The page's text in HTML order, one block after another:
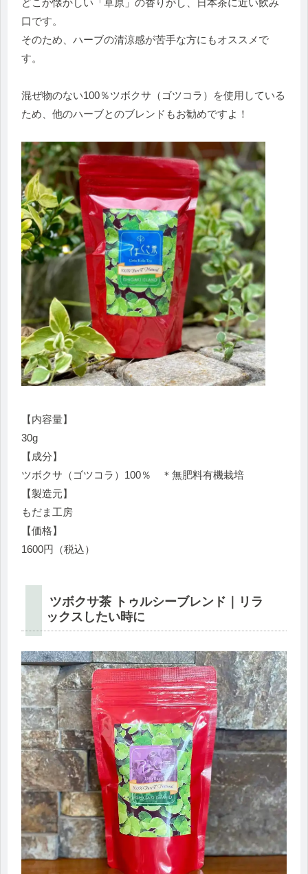
口です。
そのため、ハーブの清涼感が苦手な方にもオススメで
す。
混ぜ物のない100％ツボクサ（ゴツコラ）を使用している
ため、他のハーブとのブレンドもお勧めですよ！
【内容量】
30g
【成分】
ツボクサ（ゴツコラ）100％ ＊無肥料有機栽培
【製造元】
もだま工房
【価格】
1600円（税込）
ツボクサ茶 トゥルシーブレンド｜リラ
ックスしたい時に